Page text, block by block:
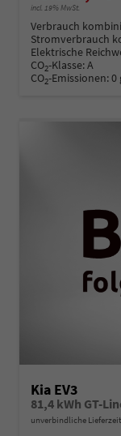
incl. 19% MwSt.
Verbrauch
Stromverbrauch
Elektrische
CO2-Klasse:A
CO2-Emissionen:0
Kia EV3
81,4 kWh GT-
unverbindliche